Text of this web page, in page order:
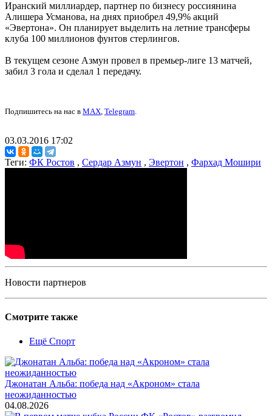
Иранский миллиардер, партнер по бизнесу россиянина
Алишера Усманова, на днях приобрел 49,9% акций
«Эвертона». Он планирует выделить на летние трансферы
клуба 100 миллионов фунтов стерлингов.
В текущем сезоне Азмун провел в премьер-лиге 13 матчей,
забил 3 гола и сделал 1 передачу.
Подпишитесь на нас в MAX, Telegram.
03.03.2016 17:02
Теги: ФК Ростов , Сердар Азмун , Эвертон , Фархад Мошири
Новости партнеров
Смотрите также
Ещё Спорт
Джонатан Альба: победа над «Акроном» стала
неожиданностью
04.08.2026